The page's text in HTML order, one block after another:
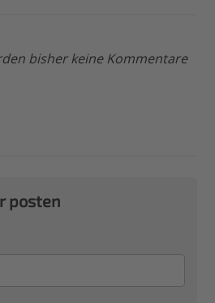
bisher keine Kommentare
posten